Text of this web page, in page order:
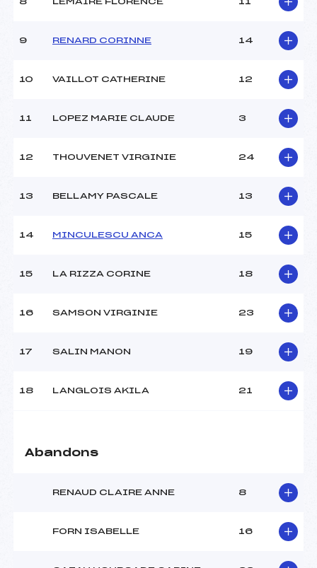
Ouvreurs D :
Météo :
BEAU
DURE
Nombre de portes :
45
Traceur :
WASSON EMERIC (MB)
RENARD NICOLAS (AU)
Ouvreurs C :
Ouvreurs E :
-4
Pénalité appliquée :
128.9200
8 LEMAIRE FLORENCE 11
9 RENARD CORINNE 14
10 VAILLOT CATHERINE 12
11 LOPEZ MARIE CLAUDE 3
12 THOUVENET VIRGINIE 24
13 BELLAMY PASCALE 13
14 MINCULESCU ANCA 15
15 LA RIZZA CORINE 18
16 SAMSON VIRGINIE 23
17 SALIN MANON 19
18 LANGLOIS AKILA 21
Abandons
RENAUD CLAIRE ANNE 8
FORN ISABELLE 16